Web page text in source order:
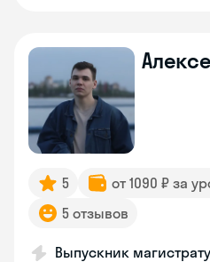
5 от 1090 ₽ за
5 отзывов
Выпускник